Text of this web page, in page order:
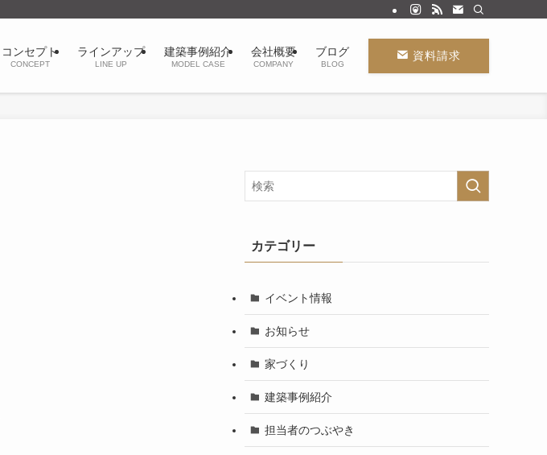
コンセプト
CONCEPT
ラインアップ
LINE UP
建築事例紹介
MODEL CASE
会社概要
COMPANY
ブログ
BLOG
資料請求
カテゴリー
イベント情報
お知らせ
家づくり
建築事例紹介
担当者のつぶやき